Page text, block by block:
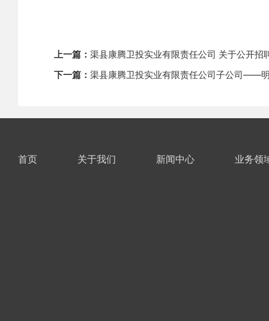
上一篇： 渠县康腾卫投实业有限责任公司 关于公开招
下一篇： 渠县康腾卫投实业有限责任公司子公司——
首页 关于我们 新闻中心 业务领